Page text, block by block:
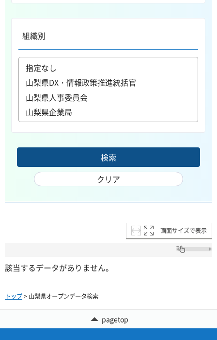
組織別
画面サイズで表示
該当するデータがありません。
トップ> 山梨県オープンデータ検索
pagetop